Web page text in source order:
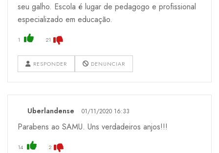
seu galho. Escola é lugar de pedagogo e profissional
especializado em educação.
1 21
RESPONDER DENUNCIAR
Uberlandense 01/11/2020 16:33
Parabens ao SAMU. Uns verdadeiros anjos!!!
14 2